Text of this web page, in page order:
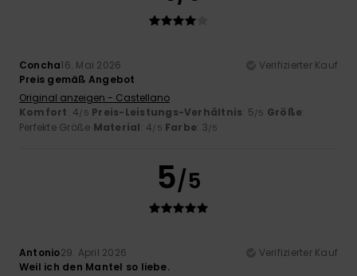
Concha16. Mai 2026
Verifizierter Kauf
Preis gemäß Angebot
Original anzeigen - Castellano
Komfort: 4/5 Preis-Leistungs-Verhältnis: 5/5 Größe:
Perfekte Größe Material: 4/5 Farbe: 3/5
5/5
Antonio29. April 2026
Verifizierter Kauf
Weil ich den Mantel so liebe.